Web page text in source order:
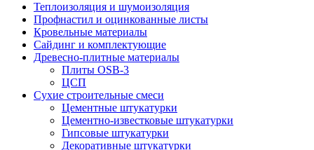
Теплоизоляция и шумоизоляция
Профнастил и оцинкованные листы
Кровельные материалы
Сайдинг и комплектующие
Древесно-плитные материалы
Плиты OSB-3
ЦСП
Сухие строительные смеси
Цементные штукатурки
Цементно-известковые штукатурки
Гипсовые штукатурки
Декоративные штукатурки